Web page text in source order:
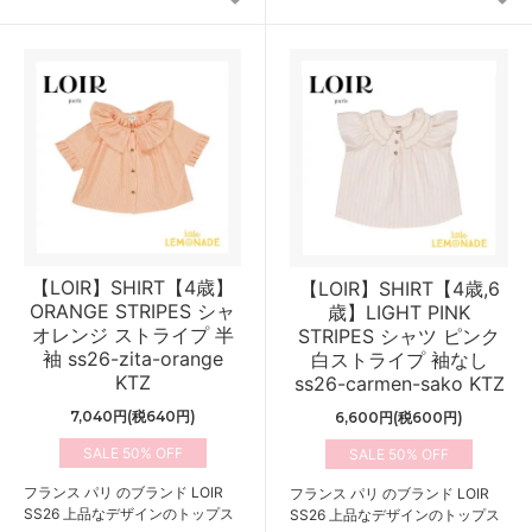
【LOIR】SHIRT【4歳】
ORANGE STRIPES シャ
オレンジ ストライプ 半
袖 ss26-zita-orange
KTZ
7,040円(税640円)
50%
フランス パリ のブランド LOIR
SS26 上品なデザインのトップス
【LOIR】SHIRT【4歳,6
歳】LIGHT PINK
STRIPES シャツ ピンク
白ストライプ 袖なし
ss26-carmen-sako KTZ
6,600円(税600円)
50%
フランス パリ のブランド LOIR
SS26 上品なデザインのトップス